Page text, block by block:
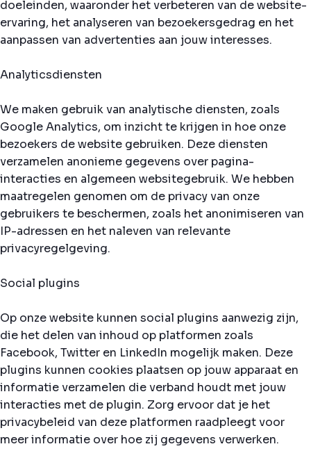
doeleinden, waaronder het verbeteren van de website-
ervaring, het analyseren van bezoekersgedrag en het
aanpassen van advertenties aan jouw interesses.
Analyticsdiensten
We maken gebruik van analytische diensten, zoals
Google Analytics, om inzicht te krijgen in hoe onze
bezoekers de website gebruiken. Deze diensten
verzamelen anonieme gegevens over pagina-
interacties en algemeen websitegebruik. We hebben
maatregelen genomen om de privacy van onze
gebruikers te beschermen, zoals het anonimiseren van
IP-adressen en het naleven van relevante
privacyregelgeving.
Social plugins
Op onze website kunnen social plugins aanwezig zijn,
die het delen van inhoud op platformen zoals
Facebook, Twitter en LinkedIn mogelijk maken. Deze
plugins kunnen cookies plaatsen op jouw apparaat en
informatie verzamelen die verband houdt met jouw
interacties met de plugin. Zorg ervoor dat je het
privacybeleid van deze platformen raadpleegt voor
meer informatie over hoe zij gegevens verwerken.